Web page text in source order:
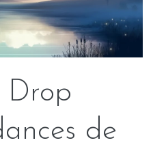
Drop
de